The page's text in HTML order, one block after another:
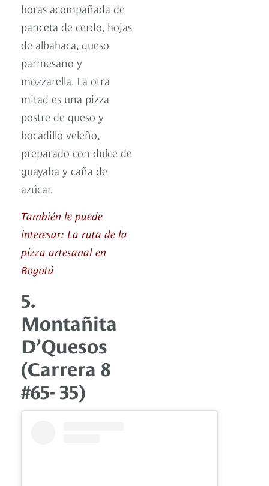
horas acompañada de
panceta de cerdo, hojas
de albahaca, queso
parmesano y
mozzarella. La otra
mitad es una pizza
postre de queso y
bocadillo veleño,
preparado con dulce de
guayaba y caña de
azúcar.
También le puede
interesar: La ruta de la
pizza artesanal en
Bogotá
5.
Montañita
D’Quesos
(Carrera 8
#65- 35)